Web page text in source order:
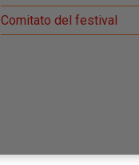
Comitato del festival